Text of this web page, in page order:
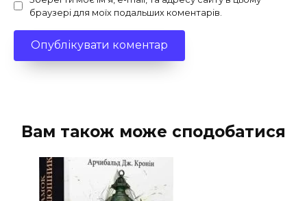
браузері для моїх подальших коментарів.
Вам також може сподобатися